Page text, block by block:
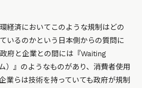
経済においてこのような規制はどの
いるのかという日本側からの質問に
府と企業との間には『Waiting
）』のようなものがあり、消費者使用
業らは技術を持っていても政府が規制